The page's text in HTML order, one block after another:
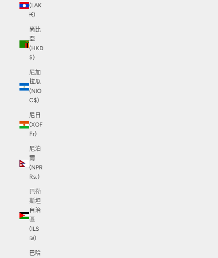
(LAK
₭)
尚比
亞
(HKD
$)
尼加
拉瓜
(NIO
C$)
尼日
(XOF
Fr)
尼泊
爾
(NPR
Rs.)
巴勒
斯坦
自治
區
(ILS
₪)
巴哈